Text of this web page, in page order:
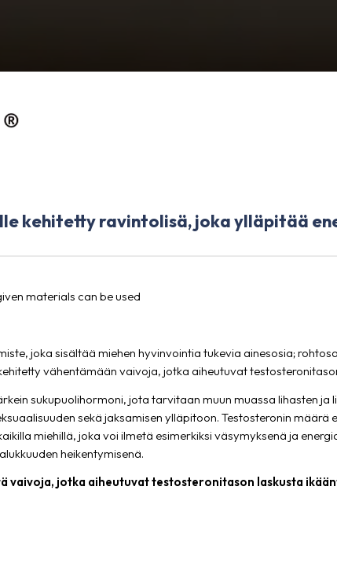
kehitetty ravintolisä, joka ylläpitää
materials can be used
joka sisältää miehen hyvinvointia tukevia ainesosia;
vähentämään vaivoja, jotka aiheutuvat
sukupuolihormoni, jota tarvitaan muun muassa lihasten ja
sekä jaksamisen ylläpitoon. Testosteronin määrä
miehillä, joka voi ilmetä esimerkiksi väsymyksenä ja
heikentymisenä.
vaivoja, jotka aiheutuvat testosteronitason laskusta